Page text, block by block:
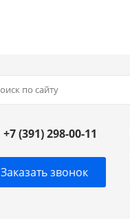
+7 (391) 298-00-11
Заказать звонок